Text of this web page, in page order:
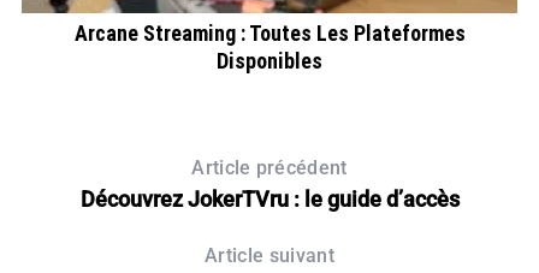
Arcane Streaming : Toutes Les Plateformes
Disponibles
Article précédent
Découvrez JokerTVru : le guide d’accès
Article suivant